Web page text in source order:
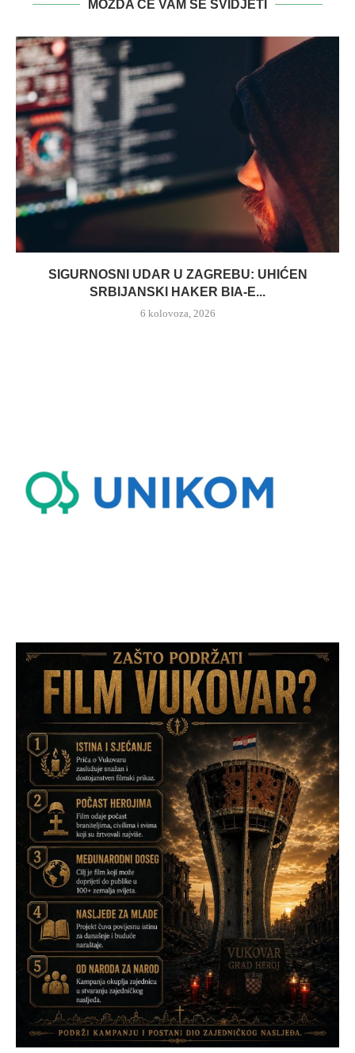
MOŽDA ĆE VAM SE SVIDJETI
SIGURNOSNI UDAR U ZAGREBU: UHIĆEN
SRBIJANSKI HAKER BIA-E...
6 kolovoza, 2026